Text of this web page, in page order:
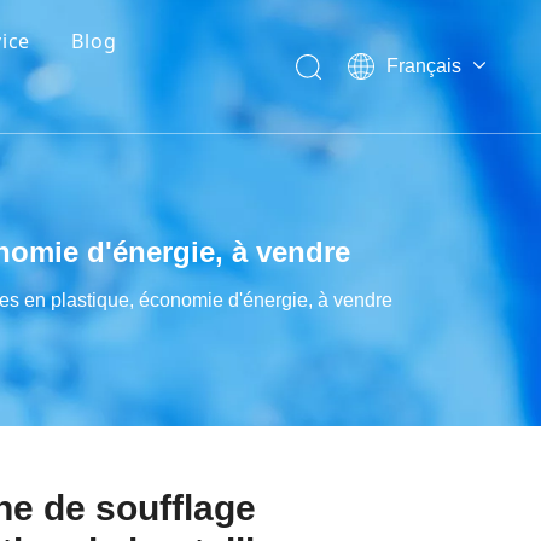
Blog
Nouvelles de la société
Technologie
Français
العربية
d'énergie, à vendre
en plastique, économie d'énergie, à vendre
de soufflage